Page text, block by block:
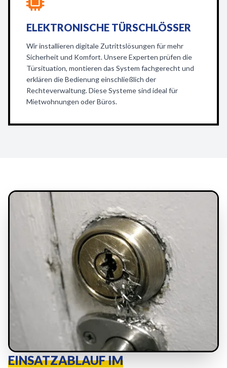
ELEKTRONISCHE TÜRSCHLÖSSER
Wir installieren digitale Zutrittslösungen für mehr
Sicherheit und Komfort. Unsere Experten prüfen die
Türsituation, montieren das System fachgerecht und
erklären die Bedienung einschließlich der
Rechteverwaltung. Diese Systeme sind ideal für
Mietwohnungen oder Büros.
EINSATZABLAUF IM